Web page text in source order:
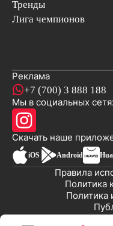
Тренды
Лига чемпионов
Реклама
+7 (700) 3 888 188
Мы в социальных
Скачать наше
iOS Android
Политика
Политика
Правила